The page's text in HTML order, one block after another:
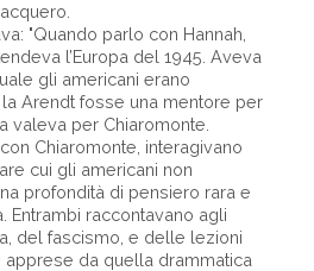
"Quando parlo con Hannah,
l’Europa del 1945. Aveva
gli americani erano
Arendt fosse una mentore per
valeva per Chiaromonte.
Chiaromonte, interagivano
cui gli americani non
profondità di pensiero rara e
Entrambi raccontavano agli
del fascismo, e delle lezioni
da quella drammatica